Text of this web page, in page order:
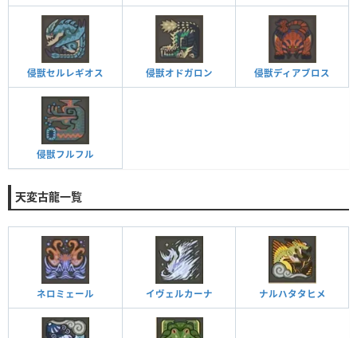
侵獣セルレギオス 侵獣オドガロン 侵獣ディアブロス
侵獣フルフル
天変古龍一覧
ネロミェール イヴェルカーナ ナルハタタヒメ